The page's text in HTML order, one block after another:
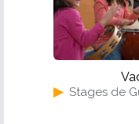
▶ Stages de